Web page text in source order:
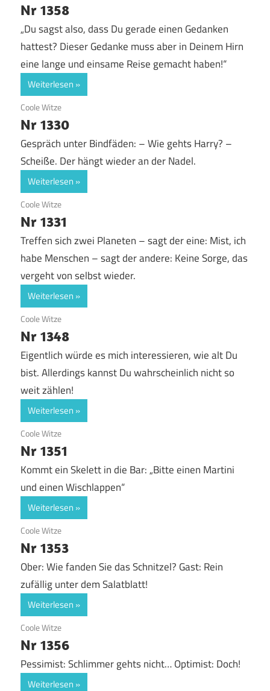
Nr 1358
„Du sagst also, dass Du gerade einen Gedanken
hattest? Dieser Gedanke muss aber in Deinem Hirn
eine lange und einsame Reise gemacht haben!“
Weiterlesen
19. Juni 2020
Coole Witze
Nr 1330
Gespräch unter Bindfäden: – Wie gehts Harry? –
Scheiße. Der hängt wieder an der Nadel.
Weiterlesen
19. Juni 2020
Coole Witze
Nr 1331
Treffen sich zwei Planeten – sagt der eine: Mist, ich
habe Menschen – sagt der andere: Keine Sorge, das
vergeht von selbst wieder.
Weiterlesen
19. Juni 2020
Coole Witze
Nr 1348
Eigentlich würde es mich interessieren, wie alt Du
bist. Allerdings kannst Du wahrscheinlich nicht so
weit zählen!
Weiterlesen
19. Juni 2020
Coole Witze
Nr 1351
Kommt ein Skelett in die Bar: „Bitte einen Martini
und einen Wischlappen“
Weiterlesen
19. Juni 2020
Coole Witze
Nr 1353
Ober: Wie fanden Sie das Schnitzel? Gast: Rein
zufällig unter dem Salatblatt!
Weiterlesen
1. Juni 2020
Coole Witze
Nr 1356
Pessimist: Schlimmer gehts nicht… Optimist: Doch!
Weiterlesen